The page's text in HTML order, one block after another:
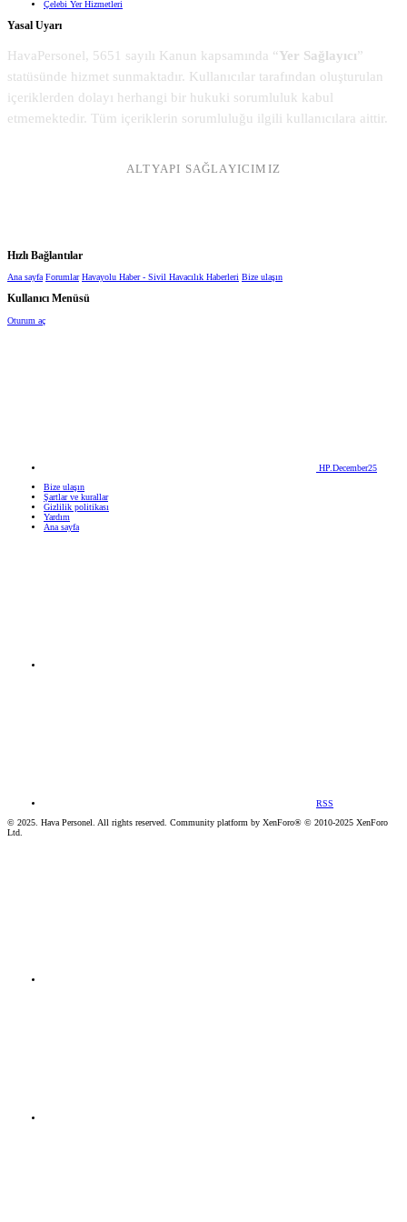
Çelebi Yer Hizmetleri
Yasal Uyarı
HavaPersonel, 5651 sayılı Kanun kapsamında “Yer Sağlayıcı”
statüsünde hizmet sunmaktadır. Kullanıcılar tarafından oluşturulan
içeriklerden dolayı herhangi bir hukuki sorumluluk kabul
etmemektedir. Tüm içeriklerin sorumluluğu ilgili kullanıcılara aittir.
ALTYAPI SAĞLAYICIMIZ
Hızlı Bağlantılar
Ana sayfa Forumlar Havayolu Haber - Sivil Havacılık Haberleri Bize ulaşın
Kullanıcı Menüsü
Oturum aç
HP.December25
Bize ulaşın
Şartlar ve kurallar
Gizlilik politikası
Yardım
Ana sayfa
RSS
© 2025. Hava Personel. All rights reserved. Community platform by XenForo® © 2010-2025 XenForo
Ltd.